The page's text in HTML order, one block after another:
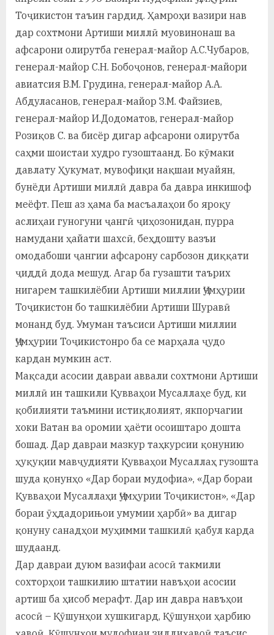
Тоҷикистон таъин гардид. Ҳамроҳи вазири нав
дар сохтмони Артиши миллӣ муовинонаш ва
афсарони олирутба генерал-майор А.С.Чубаров,
генерал-майор С.Н. Бобоҷонов, генерал-майори
авиатсия В.М. Грудина, генерал-майор А.А.
Абдуласанов, генерал-майор З.М. Файзиев,
генерал-майор И.Додоматов, генерал-майор
Розиқов С. ва бисёр дигар афсарони олирутба
саҳми шоистаи худро гузоштаанд. Бо кӯмаки
давлату Ҳукумат, мувофиқи нақшаи муайян,
бунёди Артиши миллӣ давра ба давра инкишоф
меёфт. Пеш аз ҳама ба масъалаҳои бо яроқу
аслиҳаи гуногуни ҷангӣ ҷиҳозонидан, пурра
намудани ҳайати шахсӣ, беҳдошту вазъи
омодабоши ҷангии афсарону сарбозон диққати
ҷиддӣ дода мешуд. Агар ба гузашти таърих
нигарем ташкилёбии Артиши миллии Ҷумҳурии
Тоҷикистон бо ташкилёбии Артиши Шуравӣ
монанд буд. Умуман таъсиси Артиши миллии
Ҷумҳурии Тоҷикистонро ба се марҳала ҷудо
кардан мумкин аст.
Мақсади асосии давраи аввали сохтмони Артиши
миллӣ ин ташкили Қувваҳои Мусаллаҳе буд, ки
қобилияти таъмини истиқлолият, якпорчагии
хоки Ватан ва оромии ҳаёти осоиштаро дошта
бошад. Дар давраи мазкур таҳкурсии қонунию
ҳуқуқии мавҷудияти Қувваҳои Мусаллаҳ гузошта
шуда қонунҳо «Дар бораи мудофиа», «Дар бораи
Қувваҳои Мусаллаҳи Ҷумҳурии Тоҷикистон», «Дар
бораи ӯҳдадорињои умумии ҳарбӣ» ва дигар
қонуну санадҳои муҳимми ташкилӣ қабул карда
шудаанд.
Дар давраи дуюм вазифаи асосӣ такмили
сохторҳои ташкилию штатии навъҳои асосии
артиш ба ҳисоб мерафт. Дар ин давра навъҳои
асосӣ – Қӯшунҳои хушкигард, Қӯшунҳои ҳарбию